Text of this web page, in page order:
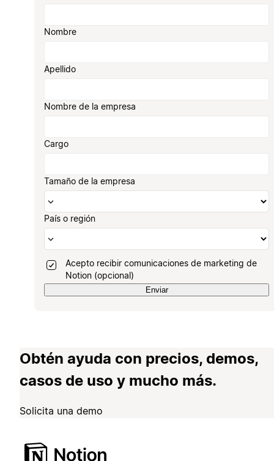
Nombre
Apellido
Nombre de la empresa
Cargo
Tamaño de la empresa
País o región
Acepto recibir comunicaciones de marketing de
Notion (opcional)
Enviar
Obtén ayuda con precios, demos,
casos de uso y mucho más.
Solicita una demo